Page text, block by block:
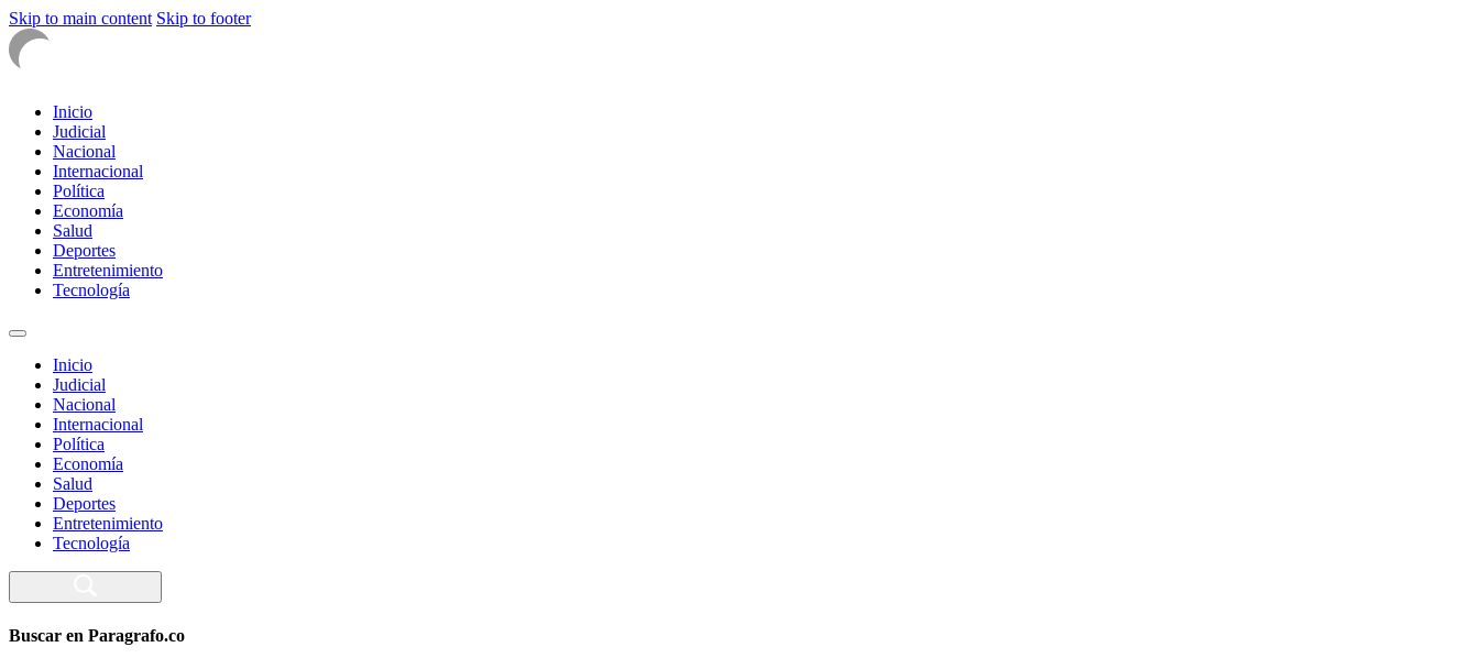
Skip to main content Skip to footer
Inicio
Judicial
Nacional
Internacional
Política
Economía
Salud
Deportes
Entretenimiento
Tecnología
Inicio
Judicial
Nacional
Internacional
Política
Economía
Salud
Deportes
Entretenimiento
Tecnología
Buscar en Paragrafo.co